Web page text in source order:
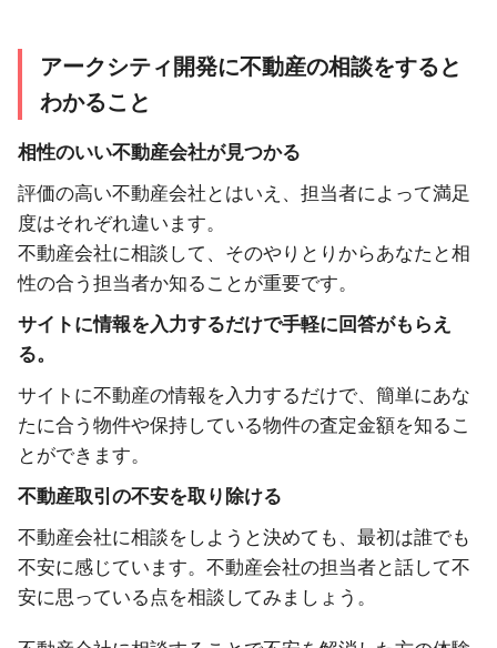
アークシティ開発に不動産の相談をすると
わかること
相性のいい不動産会社が見つかる
評価の高い不動産会社とはいえ、担当者によって満足
度はそれぞれ違います。
不動産会社に相談して、そのやりとりからあなたと相
性の合う担当者か知ることが重要です。
サイトに情報を入力するだけで手軽に回答がもらえ
る。
サイトに不動産の情報を入力するだけで、簡単にあな
たに合う物件や保持している物件の査定金額を知るこ
とができます。
不動産取引の不安を取り除ける
不動産会社に相談をしようと決めても、最初は誰でも
不安に感じています。不動産会社の担当者と話して不
安に思っている点を相談してみましょう。